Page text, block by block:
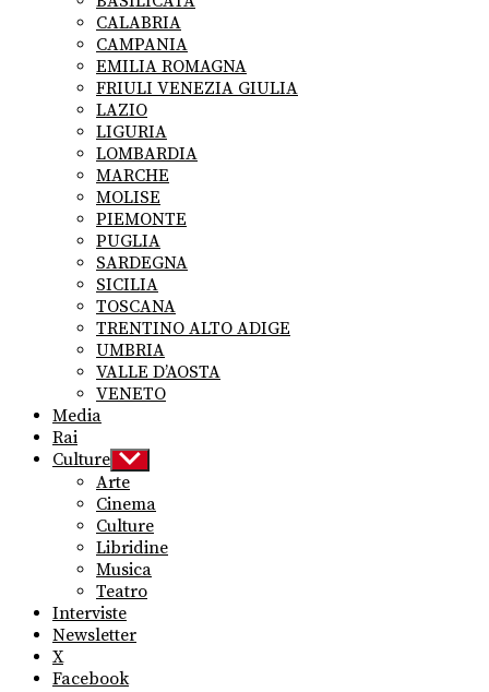
CALABRIA
CAMPANIA
EMILIA ROMAGNA
FRIULI VENEZIA GIULIA
LAZIO
LIGURIA
LOMBARDIA
MARCHE
MOLISE
PIEMONTE
PUGLIA
SARDEGNA
SICILIA
TOSCANA
TRENTINO ALTO ADIGE
UMBRIA
VALLE D’AOSTA
VENETO
Media
Rai
Culture Show
sub
menu
Arte
Cinema
Culture
Libridine
Musica
Teatro
Interviste
Newsletter
X
Facebook